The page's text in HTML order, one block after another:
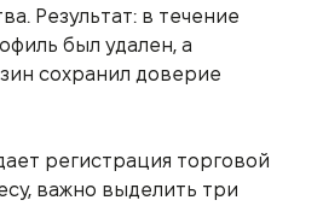
Результат: в течение
был удален, а
сохранил доверие
регистрация торговой
важно выделить три